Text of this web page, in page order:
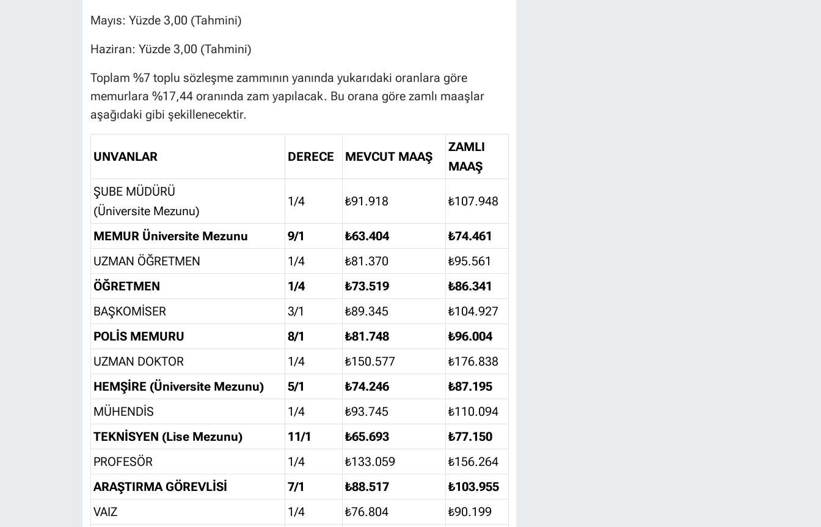
​Mayıs: Yüzde 3,00 (Tahmini)
​Haziran: Yüzde 3,00 (Tahmini)
Toplam %7 toplu sözleşme zammının yanında yukarıdaki oranlara göre
memurlara %17,44 oranında zam yapılacak. Bu orana göre zamlı maaşlar
aşağıdaki gibi şekillenecektir.
UNVANLAR DERECE MEVCUT MAAŞ
ZAMLI
MAAŞ
ŞUBE MÜDÜRÜ
(Üniversite Mezunu)
1/4 ₺91.918 ₺107.948
MEMUR Üniversite Mezunu 9/1 ₺63.404
₺74.461
UZMAN ÖĞRETMEN
1/4 ₺81.370
₺95.561
ÖĞRETMEN
1/4 ₺73.519
₺86.341
BAŞKOMİSER
3/1 ₺89.345
₺104.927
POLİS MEMURU
8/1 ₺81.748
₺96.004
UZMAN DOKTOR
1/4 ₺150.577
₺176.838
HEMŞİRE (Üniversite Mezunu)
5/1 ₺74.246
₺87.195
MÜHENDİS
1/4 ₺93.745
₺110.094
TEKNİSYEN (Lise Mezunu)
11/1 ₺65.693
₺77.150
PROFESÖR
1/4 ₺133.059
₺156.264
ARAŞTIRMA GÖREVLİSİ
7/1 ₺88.517
₺103.955
VAIZ
1/4 ₺76.804
₺90.199